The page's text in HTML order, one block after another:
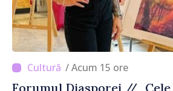
/ Acum 15 ore
Forumul Diasporei //